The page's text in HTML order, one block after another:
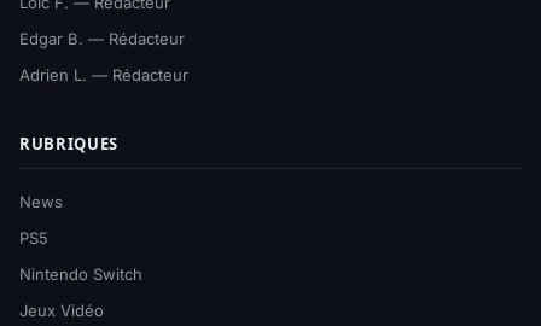
Edgar B. — Rédacteur
Adrien L. — Rédacteur
RUBRIQUES
News
PS5
Nintendo Switch
Jeux Vidéo